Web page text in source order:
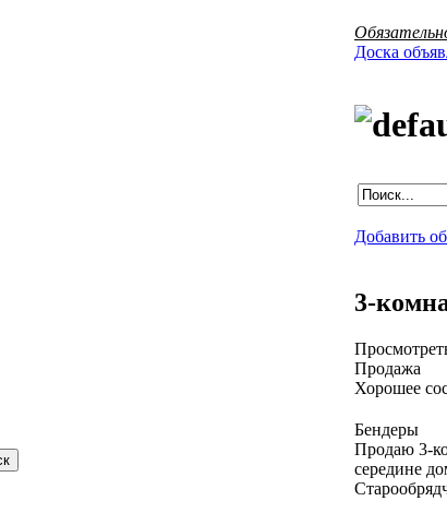
Доска
Добавить
3-
Продажа
Хорошее
Бендеры
Продаю 3-
середине